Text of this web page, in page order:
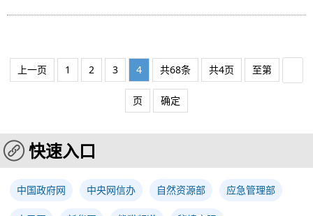
上一页 1 2 3 4 共68条 共4页 至第
页 确定
快速入口
中国政府网 中央网信办 自然资源部 应急管理部